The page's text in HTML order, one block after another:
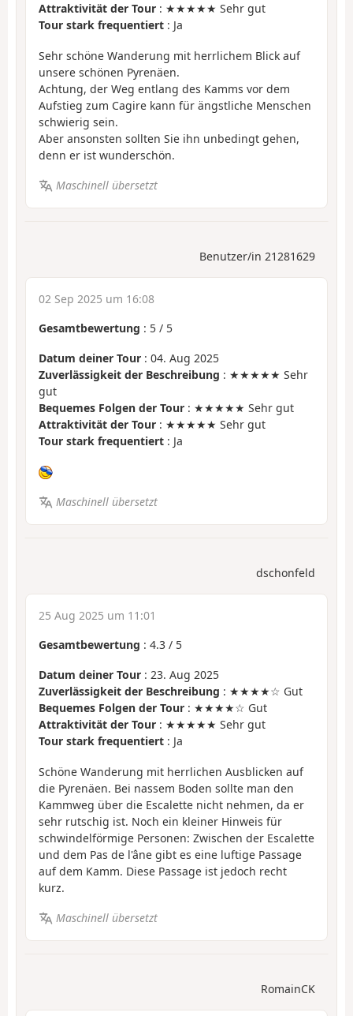
Attraktivität der Tour : ★★★★★ Sehr gut
Tour stark frequentiert : Ja
Sehr schöne Wanderung mit herrlichem Blick auf
unsere schönen Pyrenäen.
Achtung, der Weg entlang des Kamms vor dem
Aufstieg zum Cagire kann für ängstliche Menschen
schwierig sein.
Aber ansonsten sollten Sie ihn unbedingt gehen,
denn er ist wunderschön.
Maschinell übersetzt
Benutzer/in 21281629
02 Sep 2025 um 16:08
Gesamtbewertung : 5 / 5
Datum deiner Tour : 04. Aug 2025
Zuverlässigkeit der Beschreibung : ★★★★★ Sehr
gut
Bequemes Folgen der Tour : ★★★★★ Sehr gut
Attraktivität der Tour : ★★★★★ Sehr gut
Tour stark frequentiert : Ja
Maschinell übersetzt
dschonfeld
25 Aug 2025 um 11:01
Gesamtbewertung : 4.3 / 5
Datum deiner Tour : 23. Aug 2025
Zuverlässigkeit der Beschreibung : ★★★★☆ Gut
Bequemes Folgen der Tour : ★★★★☆ Gut
Attraktivität der Tour : ★★★★★ Sehr gut
Tour stark frequentiert : Ja
Schöne Wanderung mit herrlichen Ausblicken auf
die Pyrenäen. Bei nassem Boden sollte man den
Kammweg über die Escalette nicht nehmen, da er
sehr rutschig ist. Noch ein kleiner Hinweis für
schwindelförmige Personen: Zwischen der Escalette
und dem Pas de l'âne gibt es eine luftige Passage
auf dem Kamm. Diese Passage ist jedoch recht
kurz.
Maschinell übersetzt
RomainCK